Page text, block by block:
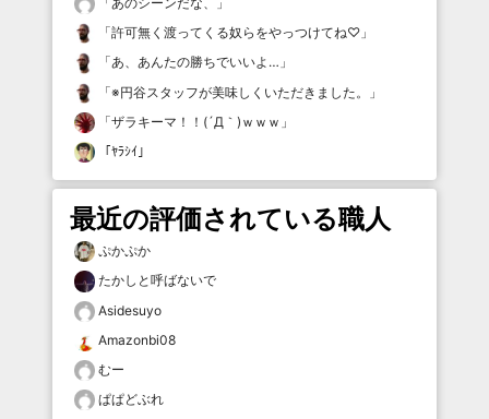
「許可無く渡ってくる奴らをやっつけてね♡ 」
「あ、あんたの勝ちでいいよ… 」
「※円谷スタッフが美味しくいただきました。
」
「ザラキーマ！！(´Д｀)ｗｗｗ 」
「ﾔﾗｼｲ 」
最近の評価されている職人
ぷかぷか
たかしと呼ばないで
Asidesuyo
Amazonbi08
むー
ぱぱどぶれ